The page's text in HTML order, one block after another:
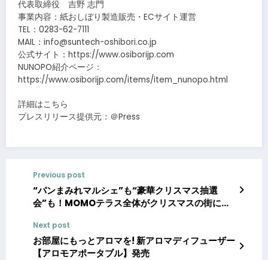
代表取締役 吉野 志門
事業内容：紙おしぼり製造販売・ECサイト運営
TEL：0283-62-7111
MAIL：info@suntech-oshibori.co.jp
公式サイト：https://www.osiborijp.com
NUNOPO紹介ページ：
https://www.osiborijp.com/items/item_nunopo.html
詳細はこちら
プレスリリース提供元：＠Press
Previous post
“パンまみれマルシェ”も“豪華クリスマス抽選
会”も！MOMOテラス全体がクリスマスの街に変
～」を11/21より開催
Next post
お部屋にもっとアロマを! 新アロマディフューザー
【アロモアポータブル】発売